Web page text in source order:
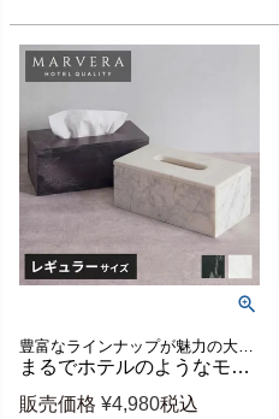
豊富なラインナップが魅力の大理石シリーズ、MARVERA（マーヴェラ）の長方形ティッシュケース。
まるでホテルのようなモダンで上品な空間に格上げできるシンプルで洗練された天然大理石のティッシュケース【MARVERA-マーヴェラ】長方形ティッシュケース[34663]
販売価格 ¥4,980税込